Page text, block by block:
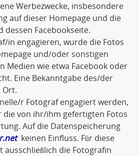
Werbezwecke, insbesondere
auf dieser Homepage und die
dessen Facebookseite.
in engagieren, wurde die Fotos
und/oder sonstigen
Medien wie etwa Facebook oder
Eine Bekanntgabe des/der
Ort.
r Fotograf engagiert werden,
von ihr/ihm gefertigten Fotos
Auf die Datenspeicherung
keinen Einfluss. Für diese
die Fotografin